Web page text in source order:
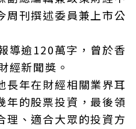
周刊撰述委員兼上市公
導逾120萬字，曾於香
經新聞獎。
年在財經相關業界耳
年的股票投資，最後領
理、適合大眾的投資方